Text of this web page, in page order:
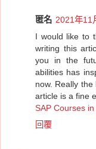
匿名 2021年11
I would like to
writing this
you in the
abilities has
now. Really
article is a fine
SAP Courses
回覆